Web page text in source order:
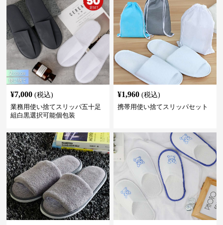
¥7,000 (税込)
業務用使い捨てスリッパ五十足
組白黒選択可能個包装
¥1,960 (税込)
携帯用使い捨てスリッパセット